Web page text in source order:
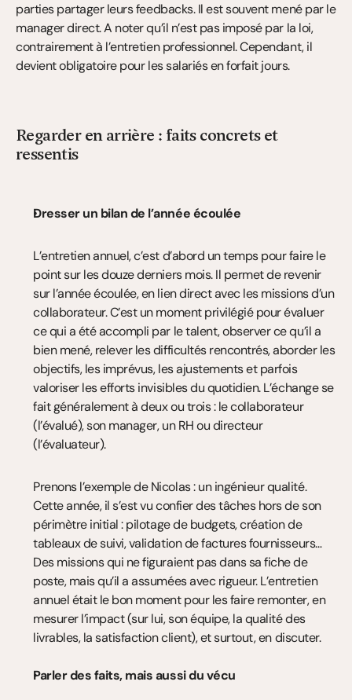
parties partager leurs feedbacks. Il est souvent mené par le
manager direct. A noter qu’il n’est pas imposé par la loi,
contrairement à l’entretien professionnel. Cependant, il
devient obligatoire pour les salariés en forfait jours.
Regarder en arrière : faits concrets et
ressentis
Dresser un bilan de l’année écoulée
L’entretien annuel, c’est d’abord un temps pour faire le
point sur les douze derniers mois. Il permet de revenir
sur l’année écoulée, en lien direct avec les missions d’un
collaborateur. C’est un moment privilégié pour évaluer
ce qui a été accompli par le talent, observer ce qu’il a
bien mené, relever les difficultés rencontrés, aborder les
objectifs, les imprévus, les ajustements et parfois
valoriser les efforts invisibles du quotidien. L’échange se
fait généralement à deux ou trois : le collaborateur
(l’évalué), son manager, un RH ou directeur
(l’évaluateur).
Prenons l’exemple de Nicolas : un ingénieur qualité.
Cette année, il s’est vu confier des tâches hors de son
périmètre initial : pilotage de budgets, création de
tableaux de suivi, validation de factures fournisseurs…
Des missions qui ne figuraient pas dans sa fiche de
poste, mais qu’il a assumées avec rigueur. L’entretien
annuel était le bon moment pour les faire remonter, en
mesurer l’impact (sur lui, son équipe, la qualité des
livrables, la satisfaction client), et surtout, en discuter.
Parler des faits, mais aussi du vécu